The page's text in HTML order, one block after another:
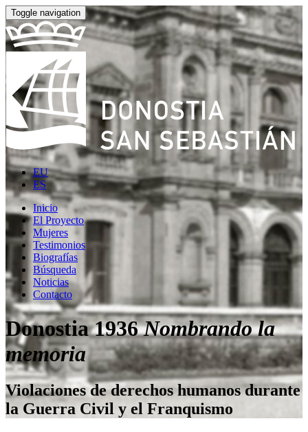
Toggle navigation
EU
ES
Inicio
El Proyecto
Mujeres
Testimonios
Biografías
Búsqueda
Noticias
Contacto
Donostia 1936Nombrando la
memoria
Violaciones de derechos humanos durante
la Guerra Civil y el Franquismo